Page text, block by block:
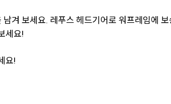
겨 보세요. 레푸스 헤드기어로 워프레임에
세요!
요!